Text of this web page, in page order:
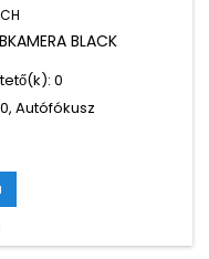
BLACK
0
Autófókusz